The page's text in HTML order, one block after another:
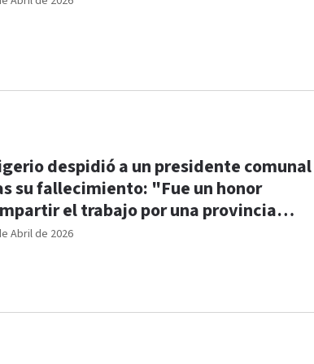
Abril de 2026
despidió a un presidente comunal
su fallecimiento: "Fue un honor
el trabajo por una provincia